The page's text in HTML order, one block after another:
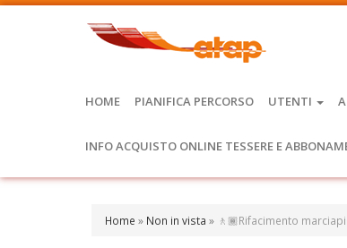
HOME PIANIFICA PERCORSO UTENTI
INFO ACQUISTO ONLINE TESSERE E
Home » Non in vista » 🚶🏾Rifacimento